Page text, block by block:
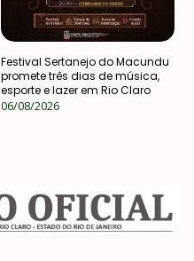
Festival Sertanejo do Macundu
promete três dias de música,
esporte e lazer em Rio Claro
06/08/2026